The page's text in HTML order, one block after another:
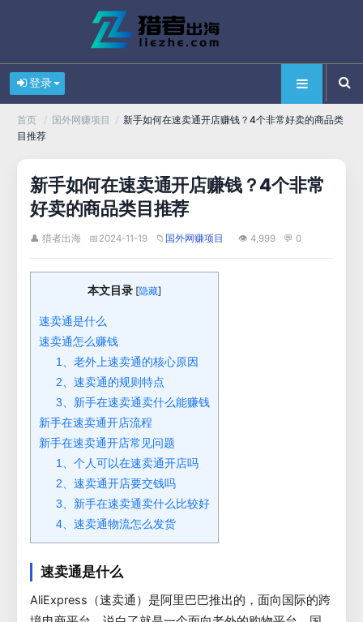
登录
首页 / 国外网赚项目 / 新手如何在速卖通开店赚钱？4个非常好卖的商品类
目推荐
新手如何在速卖通开店赚钱？4个非常
好卖的商品类目推荐
👤 猎者出海 📅 2024-11-19 📁 国外网赚项目 👁 4,999 💬 0
本文目录 [隐藏]
速卖通是什么
速卖通怎么赚钱
1、老外上速卖通的核心原因
2、速卖通的规则特点
3、新手在速卖通卖什么能赚钱
新手在速卖通开店流程
新手在速卖通开店常见问题
1、个人可以在速卖通开店吗
2、速卖通开店要交钱吗
3、新手在速卖通卖什么比较好
4、速卖通物流怎么发货
速卖通是什么
AliExpress（速卖通）是阿里巴巴推出的，面向国际的跨